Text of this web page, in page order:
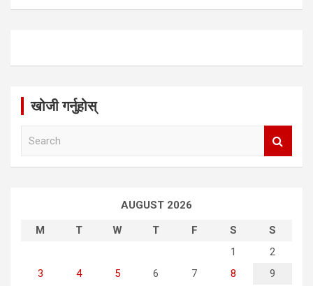
खोजी गर्नुहोस्
AUGUST 2026
M
T W T F S
S
1
2
3
4 5 6 7 8
9